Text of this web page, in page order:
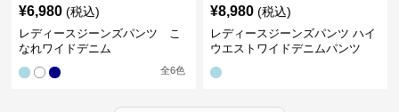
¥6,980 (税込)
レディースジーンズパンツ こ
なれワイドデニム
全6色
¥8,980 (税込)
レディースジーンズパンツ ハイ
ウエストワイドデニムパンツ